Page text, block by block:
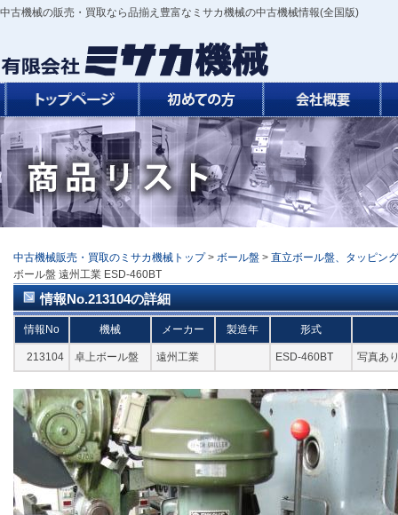
中古機械の販売・買取なら品揃え豊富なミサカ機械の中古機械情報(全国版)
中古機械販売・買取のミサカ機械トップ > ボール盤 > 直立ボール盤、タッピン
ボール盤 遠州工業 ESD-460BT
情報No.213104の詳細
情報No 機械 メーカー 製造年 形式
213104 卓上ボール盤 遠州工業 ESD-460BT 写真あ